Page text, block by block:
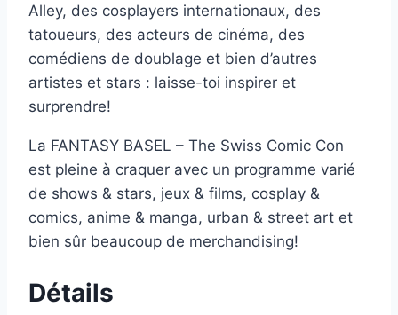
Alley, des cosplayers internationaux, des
tatoueurs, des acteurs de cinéma, des
comédiens de doublage et bien d’autres
artistes et stars : laisse-toi inspirer et
surprendre!
La FANTASY BASEL – The Swiss Comic Con
est pleine à craquer avec un programme varié
de shows & stars, jeux & films, cosplay &
comics, anime & manga, urban & street art et
bien sûr beaucoup de merchandising!
Détails